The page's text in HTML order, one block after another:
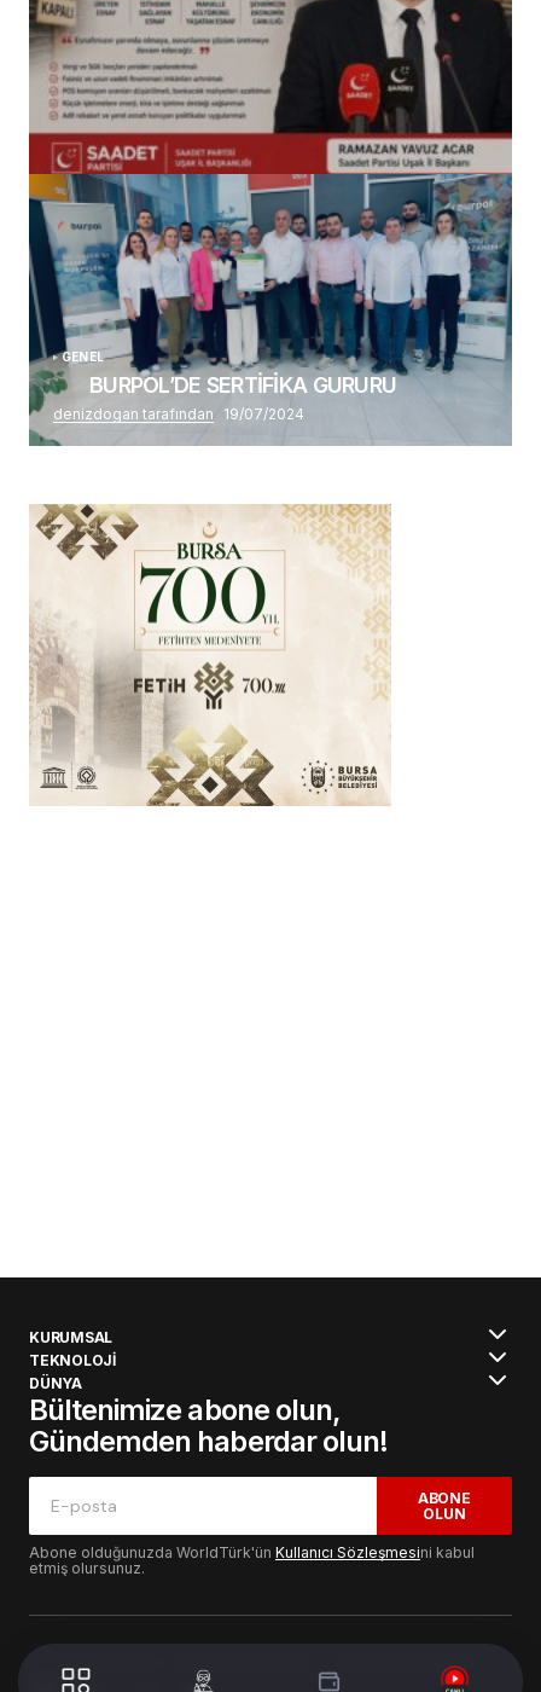
(başlıksız)
Alaattin Karahan tarafından 14/07/2026
GENEL
BURPOL’DE SERTİFİKA GURURU
denizdogan tarafından 19/07/2024
KURUMSAL
TEKNOLOJİ
DÜNYA
Bültenimize abone olun,
Gündemden haberdar olun!
ABONE
OLUN
Abone olduğunuzda WorldTürk'ün Kullanıcı Sözleşmesini kabul
etmiş olursunuz.
© 2024 WorldTurk. Tüm Hakları Saklıdır. - Tasarım & Geliştirme :
Volion's